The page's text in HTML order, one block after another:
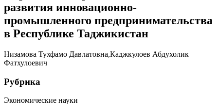
развития инновационно-
промышленного предпринимательства
в Республике Таджикистан
Низамова Тухфамо Давлатовна,Каджкулоев Абдухолик
Фатхулоевич
Рубрика
Экономические науки